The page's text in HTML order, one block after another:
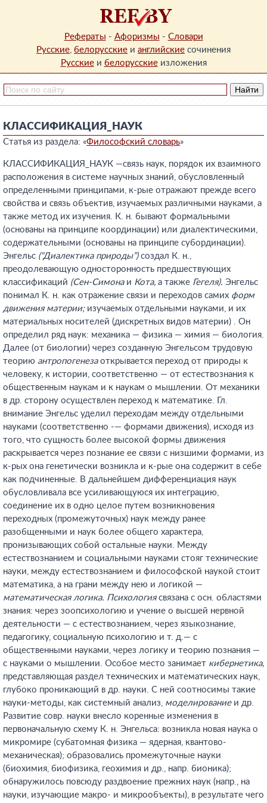
Рефераты - Афоризмы - Словари
Русские, белорусские и английские сочинения
Русскиеи белорусскиеизложения
КЛАССИФИКАЦИЯ_НАУК
Статья из раздела: «Философский словарь»
КЛАССИФИКАЦИЯ_НАУК —связь наук, порядок их взаимного
расположения в системе научных знаний, обусловленный
определенными принципами, к-рые отражают прежде всего
свойства и связь объектив, изучаемых различными науками, а
также метод их изучения. К. н. бывают формальными
(основаны на принципе координации) или диалектическими,
содержательными (основаны на принципе субординации).
Энгельс (“Диалектика природы”) создал К. н.,
преодолевающую односторонность предшествующих
классификаций (Сен-Симонаи Кота, а также Гегеля). Энгельс
понимал К. н. как отражение связи и переходов самих форм
движения материи;изучаемых отдельными науками, и их
материальных носителей (дискретных видов материи) . Он
определил ряд наук: механика — физика — химия — биология.
Далее (от биологии) через созданную Энгельсом трудовую
теорию антропогенезаоткрывается переход от природы к
человеку, к истории, соответственно — от естествознания к
общественным наукам и к наукам о мышлении. От механики
в др. сторону осуществлен переход к математике. Гл.
внимание Энгельс уделил переходам между отдельными
науками (соответственно -— формами движения), исходя из
того, что сущность более высокой формы движения
раскрывается через познание ее связи с низшими формами, из
к-рых она генетически возникла и к-рые она содержит в себе
как подчиненные. В дальнейшем дифференциация наук
обусловливала все усиливающуюся их интеграцию,
соединение их в одно целое путем возникновения
переходных (промежуточных) наук между ранее
разобщенными и наук более общего характера,
пронизывающих собой остальные науки. Между
естествознанием и социальными науками стояг технические
науки, между естествознанием и философской наукой стоит
математика, а на грани между нею и логикой —
математическая логика. Психологиясвязана с осн. областями
знания: через зоопсихологию и учение о высшей нервной
деятельности — с естествознанием, через языкознание,
педагогику, социальную психологию и т. д.— с
общественными науками, через логику и теорию познания —
с науками о мышлении. Особое место занимает кибернетика,
представляющая раздел технических и математических наук,
глубоко проникающий в др. науки. С ней соотносимы такие
науки-методы, как системный анализ, моделированиеи др.
Развитие совр. науки внесло коренные изменения в
первоначальную схему К. н. Энгельса: возникла новая наука о
микромире (субатомная физика — ядерная, квантово-
механическая); образовались промежуточные науки
(биохимия, биофизика, геохимия и др., напр. бионика);
обнаружилось повсюду раздвоение прежних наук (напр., на
науки, изучающие макро- и микрообъекты), в результате чего